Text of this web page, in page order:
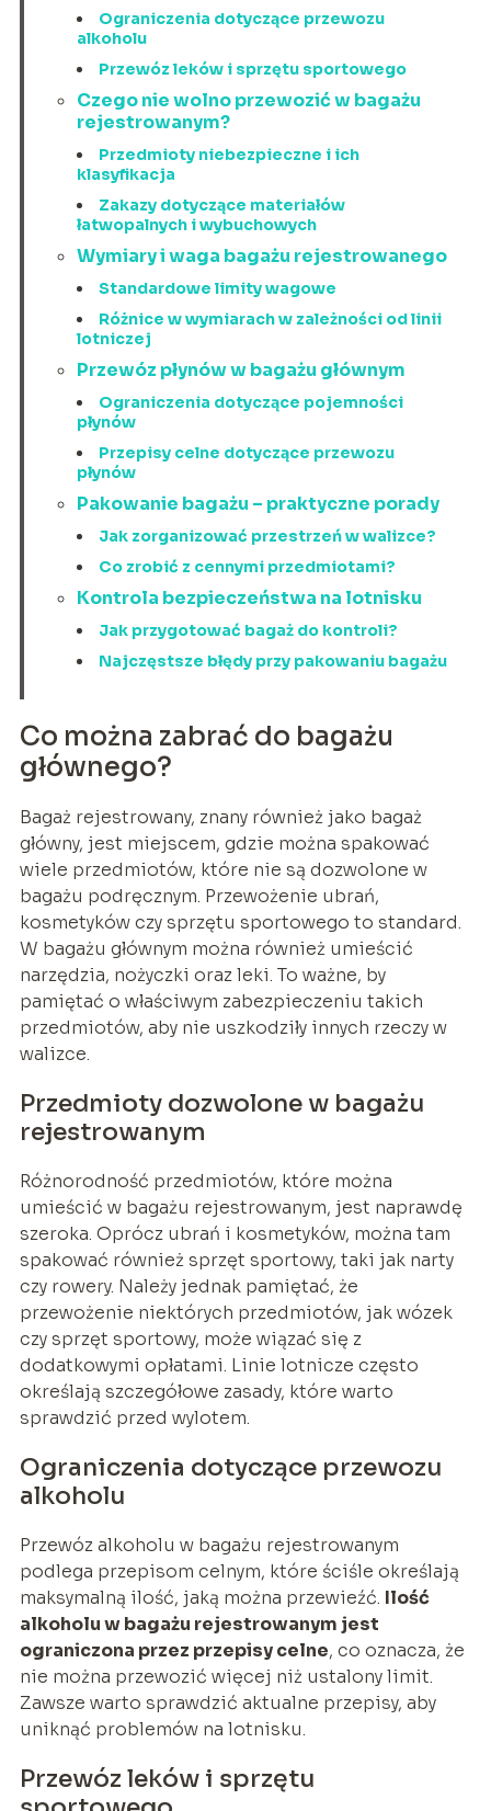
Ograniczenia dotyczące przewozu
alkoholu
Przewóz leków i sprzętu sportowego
Czego nie wolno przewozić w bagażu
rejestrowanym?
Przedmioty niebezpieczne i ich
klasyfikacja
Zakazy dotyczące materiałów
łatwopalnych i wybuchowych
Wymiary i waga bagażu rejestrowanego
Standardowe limity wagowe
Różnice w wymiarach w zależności od linii
lotniczej
Przewóz płynów w bagażu głównym
Ograniczenia dotyczące pojemności
płynów
Przepisy celne dotyczące przewozu
płynów
Pakowanie bagażu – praktyczne porady
Jak zorganizować przestrzeń w walizce?
Co zrobić z cennymi przedmiotami?
Kontrola bezpieczeństwa na lotnisku
Jak przygotować bagaż do kontroli?
Najczęstsze błędy przy pakowaniu bagażu
Co można zabrać do bagażu
głównego?
Bagaż rejestrowany, znany również jako bagaż
główny, jest miejscem, gdzie można spakować
wiele przedmiotów, które nie są dozwolone w
bagażu podręcznym. Przewożenie ubrań,
kosmetyków czy sprzętu sportowego to standard.
W bagażu głównym można również umieścić
narzędzia, nożyczki oraz leki. To ważne, by
pamiętać o właściwym zabezpieczeniu takich
przedmiotów, aby nie uszkodziły innych rzeczy w
walizce.
Przedmioty dozwolone w bagażu
rejestrowanym
Różnorodność przedmiotów, które można
umieścić w bagażu rejestrowanym, jest naprawdę
szeroka. Oprócz ubrań i kosmetyków, można tam
spakować również sprzęt sportowy, taki jak narty
czy rowery. Należy jednak pamiętać, że
przewożenie niektórych przedmiotów, jak wózek
czy sprzęt sportowy, może wiązać się z
dodatkowymi opłatami. Linie lotnicze często
określają szczegółowe zasady, które warto
sprawdzić przed wylotem.
Ograniczenia dotyczące przewozu
alkoholu
Przewóz alkoholu w bagażu rejestrowanym
podlega przepisom celnym, które ściśle określają
maksymalną ilość, jaką można przewieźć. Ilość
alkoholu w bagażu rejestrowanym jest
ograniczona przez przepisy celne, co oznacza, że
nie można przewozić więcej niż ustalony limit.
Zawsze warto sprawdzić aktualne przepisy, aby
uniknąć problemów na lotnisku.
Przewóz leków i sprzętu